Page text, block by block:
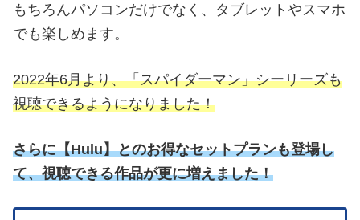
もちろんパソコンだけでなく、タブレットやスマホ
でも楽しめます。
2022年6月より、「スパイダーマン」シーリーズも
視聴できるようになりました！
さらに【Hulu】とのお得なセットプランも登場し
て、視聴できる作品が更に増えました！